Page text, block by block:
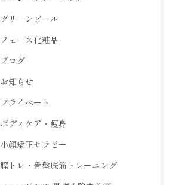
グリーンピール
フェース化粧品
ブログ
お知らせ
プライベート
ボディケア・痩身
小顔矯正セラピー
膣トレ・骨盤底筋トレーニング